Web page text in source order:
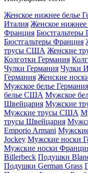
Женское нижнее белье
Италия Женское
Франция Бюстгальтеры
Бюстгальтеры Франция
трусы США Женские
Колготки Германия
Чулки Германия Чулки
Германия Женские
Мужское белье Германия
белье США Мужское
Швейцария Мужские
Мужские трусы США
трусы Швейцария
Emporio Armani
Jockey Мужские носки
Мужские носки
Billerbeck Подушки
Подушки German Grass